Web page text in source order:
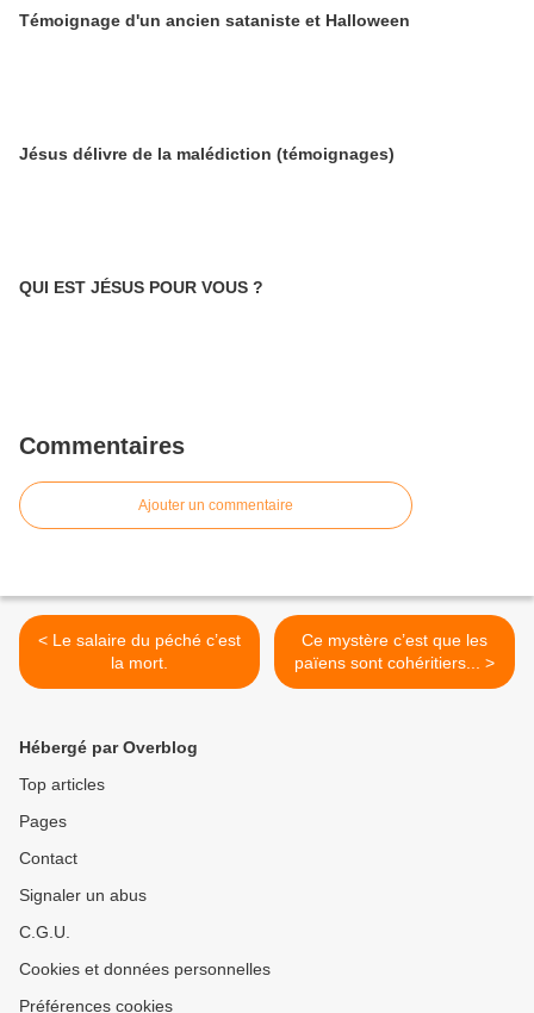
Témoignage d'un ancien sataniste et Halloween
Jésus délivre de la malédiction (témoignages)
QUI EST JÉSUS POUR VOUS ?
Commentaires
Ajouter un commentaire
< Le salaire du péché c’est
la mort.
Ce mystère c’est que les
païens sont cohéritiers... >
Hébergé par Overblog
Top articles
Pages
Contact
Signaler un abus
C.G.U.
Cookies et données personnelles
Préférences cookies